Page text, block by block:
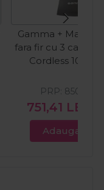
Gamma + Masina
fara fir cu 3
Cordless
751,41 LEI
PRP: 850,00
Adauga in